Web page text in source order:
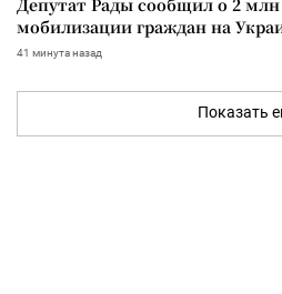
мобилизации граждан на
41 минута назад
Показать